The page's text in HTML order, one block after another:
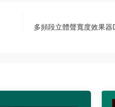
多頻段立體聲寬度效果